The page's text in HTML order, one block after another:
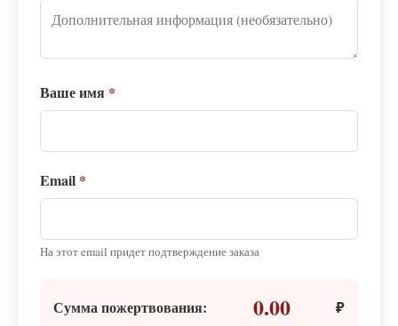
Ваше имя *
Email *
На этот email придет подтверждение заказа
Сумма пожертвования: 0.00 ₽